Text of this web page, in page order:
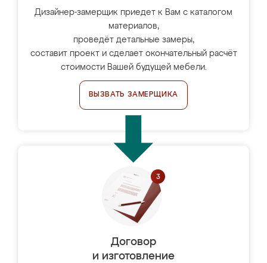
Дизайнер-замерщик приедет к Вам с каталогом
материалов,
проведёт детальные замеры,
составит проект и сделает окончательный расчёт
стоимости Вашей будущей мебели.
ВЫЗВАТЬ ЗАМЕРЩИКА
Договор
и изготовление